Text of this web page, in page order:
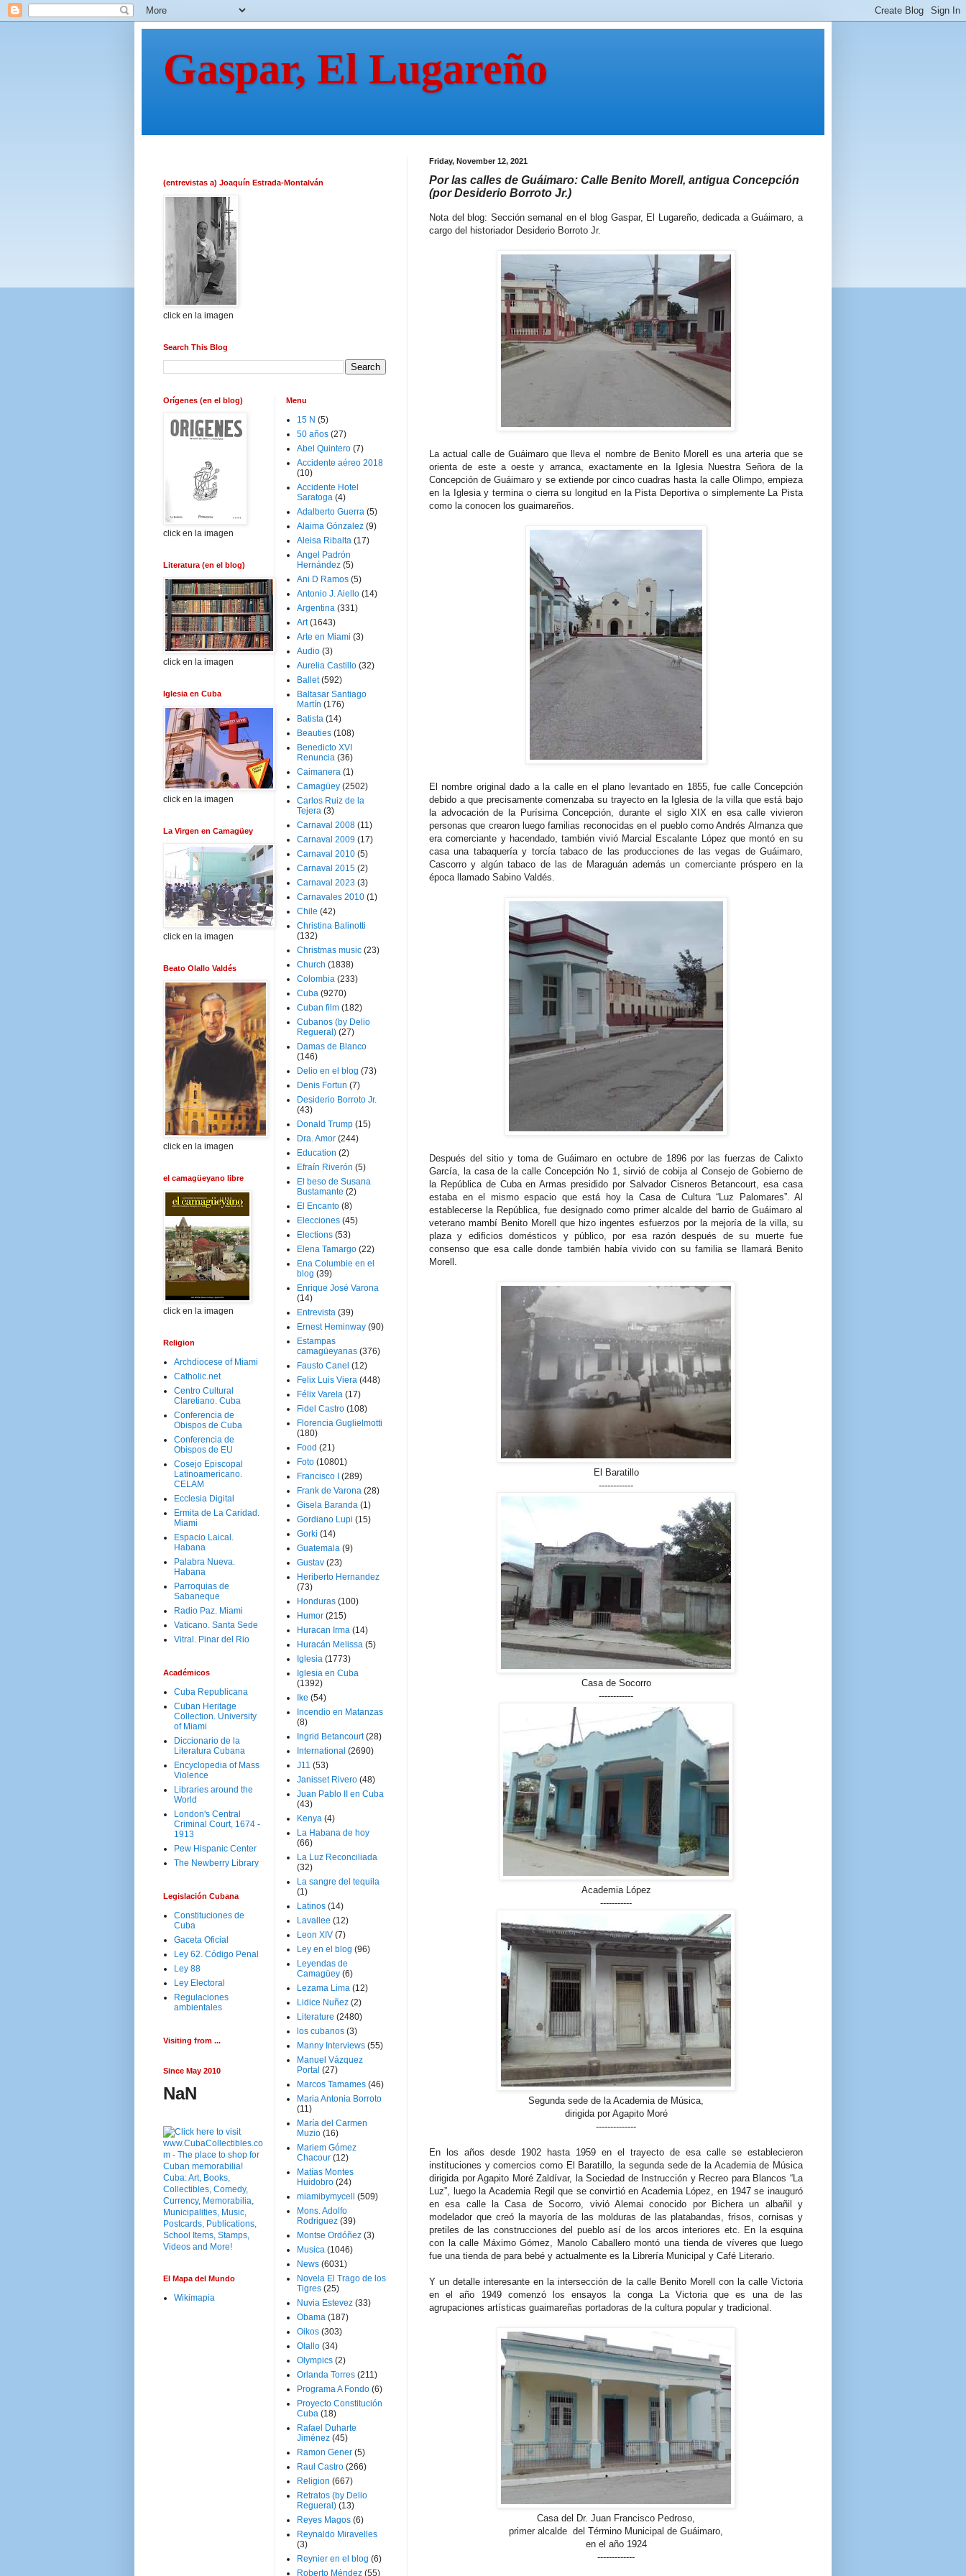
Gaspar, El Lugareño
Friday, November 12, 2021
Por las calles de Guáimaro: Calle Benito Morell, antigua Concepción
(por Desiderio Borroto Jr.)
Nota del blog: Sección semanal en el blog Gaspar, El Lugareño, dedicada a Guáimaro, a
cargo del historiador Desiderio Borroto Jr.
La actual calle de Guáimaro que lleva el nombre de Benito Morell es una arteria que se
orienta de este a oeste y arranca, exactamente en la Iglesia Nuestra Señora de la
Concepción de Guáimaro y se extiende por cinco cuadras hasta la calle Olimpo, empieza
en la Iglesia y termina o cierra su longitud en la Pista Deportiva o simplemente La Pista
como la conocen los guaimareños.
El nombre original dado a la calle en el plano levantado en 1855, fue calle Concepción
debido a que precisamente comenzaba su trayecto en la Iglesia de la villa que está bajo
la advocación de la Purísima Concepción, durante el siglo XIX en esa calle vivieron
personas que crearon luego familias reconocidas en el pueblo como Andrés Almanza que
era comerciante y hacendado, también vivió Marcial Escalante López que montó en su
casa una tabaquería y torcía tabaco de las producciones de las vegas de Guáimaro,
Cascorro y algún tabaco de las de Maraguán además un comerciante próspero en la
época llamado Sabino Valdés.
Después del sitio y toma de Guáimaro en octubre de 1896 por las fuerzas de Calixto
García, la casa de la calle Concepción No 1, sirvió de cobija al Consejo de Gobierno de
la República de Cuba en Armas presidido por Salvador Cisneros Betancourt, esa casa
estaba en el mismo espacio que está hoy la Casa de Cultura “Luz Palomares”. Al
establecerse la República, fue designado como primer alcalde del barrio de Guáimaro al
veterano mambí Benito Morell que hizo ingentes esfuerzos por la mejoría de la villa, su
plaza y edificios domésticos y público, por esa razón después de su muerte fue
consenso que esa calle donde también había vivido con su familia se llamará Benito
Morell.
El Baratillo
------------
Casa de Socorro
------------
Academia López
-----------
Segunda sede de la Academia de Música,
dirigida por Agapito Moré
--------------
En los años desde 1902 hasta 1959 en el trayecto de esa calle se establecieron
instituciones y comercios como El Baratillo, la segunda sede de la Academia de Música
dirigida por Agapito Moré Zaldívar, la Sociedad de Instrucción y Recreo para Blancos “La
Luz”, luego la Academia Regil que se convirtió en Academia López, en 1947 se inauguró
en esa calle la Casa de Socorro, vivió Alemai conocido por Bichera un albañil y
modelador que creó la mayoría de las molduras de las platabandas, frisos, cornisas y
pretiles de las construcciones del pueblo así de los arcos interiores etc. En la esquina
con la calle Máximo Gómez, Manolo Caballero montó una tienda de víveres que luego
fue una tienda de para bebé y actualmente es la Librería Municipal y Café Literario.
Y un detalle interesante en la intersección de la calle Benito Morell con la calle Victoria
en el año 1949 comenzó los ensayos la conga La Victoria que es una de las
agrupaciones artísticas guaimareñas portadoras de la cultura popular y tradicional.
Casa del Dr. Juan Francisco Pedroso,
primer alcalde del Término Municipal de Guáimaro,
en el año 1924
-------------
(entrevistas a) Joaquín Estrada-Montalván
click en la imagen
Search This Blog
Orígenes (en el blog)
click en la imagen
Literatura (en el blog)
click en la imagen
Iglesia en Cuba
click en la imagen
La Virgen en Camagüey
click en la imagen
Beato Olallo Valdés
click en la imagen
el camagüeyano libre
click en la imagen
Religion
Archdiocese of Miami
Catholic.net
Centro Cultural
Claretiano. Cuba
Conferencia de
Obispos de Cuba
Conferencia de
Obispos de EU
Cosejo Episcopal
Latinoamericano.
CELAM
Ecclesia Digital
Ermita de La Caridad.
Miami
Espacio Laical.
Habana
Palabra Nueva.
Habana
Parroquias de
Sabaneque
Radio Paz. Miami
Vaticano. Santa Sede
Vitral. Pinar del Rio
Académicos
Cuba Republicana
Cuban Heritage
Collection. University
of Miami
Diccionario de la
Literatura Cubana
Encyclopedia of Mass
Violence
Libraries around the
World
London's Central
Criminal Court, 1674 -
1913
Pew Hispanic Center
The Newberry Library
Legislación Cubana
Constituciones de
Cuba
Gaceta Oficial
Ley 62. Código Penal
Ley 88
Ley Electoral
Regulaciones
ambientales
Visiting from ...
Since May 2010
NaN
El Mapa del Mundo
Wikimapia
Menu
15 N (5)
50 años (27)
Abel Quintero (7)
Accidente aéreo 2018
(10)
Accidente Hotel
Saratoga (4)
Adalberto Guerra (5)
Alaima Gónzalez (9)
Aleisa Ribalta (17)
Angel Padrón
Hernández (5)
Ani D Ramos (5)
Antonio J. Aiello (14)
Argentina (331)
Art (1643)
Arte en Miami (3)
Audio (3)
Aurelia Castillo (32)
Ballet (592)
Baltasar Santiago
Martín (176)
Batista (14)
Beauties (108)
Benedicto XVI
Renuncia (36)
Caimanera (1)
Camagüey (2502)
Carlos Ruiz de la
Tejera (3)
Carnaval 2008 (11)
Carnaval 2009 (17)
Carnaval 2010 (5)
Carnaval 2015 (2)
Carnaval 2023 (3)
Carnavales 2010 (1)
Chile (42)
Christina Balinotti
(132)
Christmas music (23)
Church (1838)
Colombia (233)
Cuba (9270)
Cuban film (182)
Cubanos (by Delio
Regueral) (27)
Damas de Blanco
(146)
Delio en el blog (73)
Denis Fortun (7)
Desiderio Borroto Jr.
(43)
Donald Trump (15)
Dra. Amor (244)
Education (2)
Efraín Riverón (5)
El beso de Susana
Bustamante (2)
El Encanto (8)
Elecciones (45)
Elections (53)
Elena Tamargo (22)
Ena Columbie en el
blog (39)
Enrique José Varona
(14)
Entrevista (39)
Ernest Heminway (90)
Estampas
camagüeyanas (376)
Fausto Canel (12)
Felix Luis Viera (448)
Félix Varela (17)
Fidel Castro (108)
Florencia Guglielmotti
(180)
Food (21)
Foto (10801)
Francisco I
(289)
Frank de Varona (28)
Gisela Baranda (1)
Gordiano Lupi (15)
Gorki (14)
Guatemala (9)
Gustav (23)
Heriberto Hernandez
(73)
Honduras (100)
Humor (215)
Huracan Irma (14)
Huracán Melissa (5)
Iglesia (1773)
Iglesia en Cuba
(1392)
Ike (54)
Incendio en Matanzas
(8)
Ingrid Betancourt (28)
International (2690)
J11 (53)
Janisset Rivero (48)
Juan Pablo II en Cuba
(43)
Kenya (4)
La Habana de hoy
(66)
La Luz Reconciliada
(32)
La sangre del tequila
(1)
Latinos (14)
Lavallee (12)
Leon XIV (7)
Ley en el blog (96)
Leyendas de
Camagüey (6)
Lezama Lima (12)
Lidice Nuñez (2)
Literature (2480)
los cubanos (3)
Manny Interviews (55)
Manuel Vázquez
Portal (27)
Marcos Tamames (46)
Maria Antonia Borroto
(11)
María del Carmen
Muzio (16)
Mariem Gómez
Chacour (12)
Matías Montes
Huidobro (24)
miamibymycell
(509)
Mons. Adolfo
Rodriguez (39)
Montse Ordóñez (3)
Musica (1046)
News (6031)
Novela El Trago de los
Tigres (25)
Nuvia Estevez (33)
Obama (187)
Oikos (303)
Olallo (34)
Olympics (2)
Orlanda Torres (211)
Programa A Fondo (6)
Proyecto Constitución
Cuba (18)
Rafael Duharte
Jiménez (45)
Ramon Gener (5)
Raul Castro (266)
Religion (667)
Retratos (by Delio
Regueral) (13)
Reyes Magos (6)
Reynaldo Miravelles
(3)
Reynier en el blog (6)
Roberto Méndez (55)